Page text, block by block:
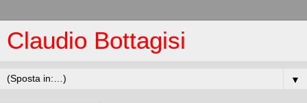
Claudio Bottagisi
▼